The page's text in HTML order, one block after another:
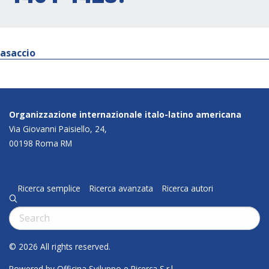
Organizzazione internazionale italo-latino americana
Via Giovanni Paisiello, 24,
00198 Roma RM
Ricerca semplice Ricerca avanzata Ricerca autori
q
Cerca:
© 2026 All rights reserved.